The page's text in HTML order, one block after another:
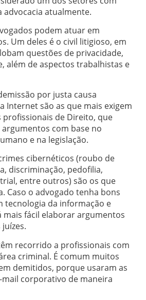
advocacia atualmente.
podem atuar em
Um deles é o civil litigioso, em
questões de privacidade,
além de aspectos trabalhistas e
por justa causa
Internet são as que mais exigem
de Direito, que
com base no
e na legislação.
cibernéticos (roubo de
discriminação, pedofilia,
entre outros) são os que
Caso o advogado tenha bons
tecnologia da informação e
mais fácil elaborar argumentos
recorrido a profissionais com
criminal. É comum muitos
demitidos, porque usaram as
mail corporativo de maneira